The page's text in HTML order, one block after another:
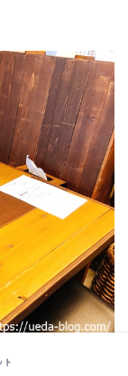
落ち着きます
ト